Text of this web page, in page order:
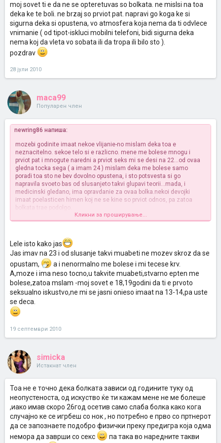
moj sovet ti e da ne se opteretuvas so bolkata. ne mislsi na toa
deka ke te boli. ne brzaj so prviot pat. napravi go koga ke si
sigurna deka si opustena, vo atmosfera koja nema da ti odvlece
vnimanie ( od tipot-iskluci mobilni telefoni, bidi sigurna deka
nema koj da vleta vo sobata ili da tropa ili bilo sto ).
pozdrav
28 јули 2010
maca99
Популарен член
newring86 напиша:
mozebi godinite imaat nekoe vlijanie-no mislam deka toa e
neznacitelno. sekoe telo si e razlicno. mene me bolese mnogu i
prviot pat i mnogute naredni a prviot seks mi se desi na 22...od ovaa
gledna tocka sega ( a imam 24 ) mislam deka me bolese samo
poradi toa sto ne bev dovolno opustena, i sto potsvesta si go
napravila svoeto bas od slusanjeto takvi glupavi teorii...mada, i
medicinski gledano, ima opravdanie za ovaa bolka.nekoi devojki
imaat poelasticen himen koj ne se kine so prviot odnos, pa zatoa
bolkata trae podolgo.
moj sovet ti e da ne se opteretuvas so bolkata. ne mislsi na toa deka
opustena, vo atmosfera koja nema da ti odvlece vnimanie ( od tipot-
iskluci mobilni telefoni, bidi sigurna deka nema koj da vleta vo sobata
ili da tropa ili bilo sto ).
pozdrav
Кликни за проширување...
Lele isto kako jas
Jas imav na 23 i od slusanje takvi muabeti ne mozev skroz da se
opustam,
a i nenormalno me bolese i mi tecese krv.
A,moze i ima neso tocno,u takvite muabeti,stvarno epten me
bolese,zatoa mslam -moj sovet e 18,19godini da ti e prvoto
seksualno iskustvo,ne mi se jasni onieso imaat na 13-14,pa uste
se deca.
19 септември 2010
simicka
Истакнат член
Тоа не е точно дека болката зависи од годините туку од
неопустеноста, од искуство ќе ти кажам мене не ме болеше
,иако имав скоро 26год осетив само слаба болка како кога
случајно ке се игрбеш со нок , но потребно е прво со пртнерот
да се запознаете подобро физички преку предигра која одма
немора да заврши со секс
па така во наредните такви